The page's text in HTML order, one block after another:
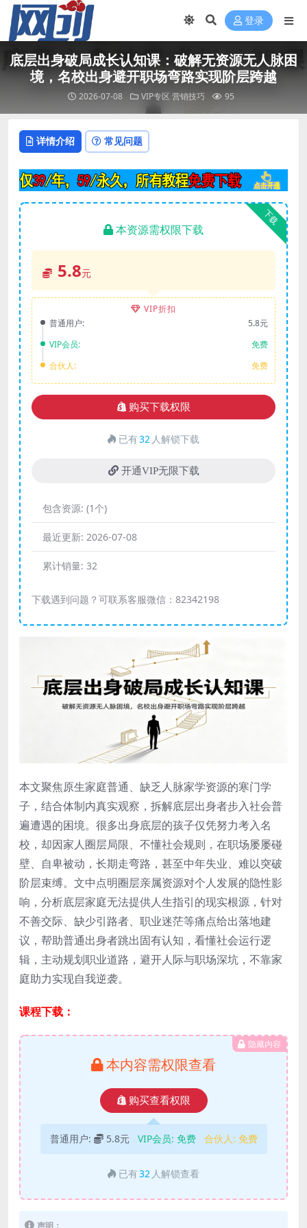
登录
底层出身破局成长认知课：破解无资源无人脉困
境，名校出身避开职场弯路实现阶层跨越
2026-07-08 VIP专区 营销技巧 95
详情介绍 常见问题
下载
本资源需权限下载
5.8元
VIP折扣
普通用户:
5.8元
VIP会员:
免费
合伙人:
免费
购买下载权限
已有32 人解锁下载
开通VIP无限下载
包含资源: (1个)
最近更新: 2026-07-08
累计销量: 32
下载遇到问题？可联系客服微信：82342198
本文聚焦原生家庭普通、缺乏人脉家学资源的寒门学
子，结合体制内真实观察，拆解底层出身者步入社会普
遍遭遇的困境。很多出身底层的孩子仅凭努力考入名
校，却因家人圈层局限、不懂社会规则，在职场屡屡碰
壁、自卑被动，长期走弯路，甚至中年失业、难以突破
阶层束缚。文中点明圈层亲属资源对个人发展的隐性影
响，分析底层家庭无法提供人生指引的现实根源，针对
不善交际、缺少引路者、职业迷茫等痛点给出落地建
议，帮助普通出身者跳出固有认知，看懂社会运行逻
辑，主动规划职业道路，避开人际与职场深坑，不靠家
庭助力实现自我逆袭。
课程下载：
隐藏内容
本内容需权限查看
购买查看权限
普通用户: 5.8元 VIP会员: 免费 合伙人: 免费
已有32 人解锁查看
声明：